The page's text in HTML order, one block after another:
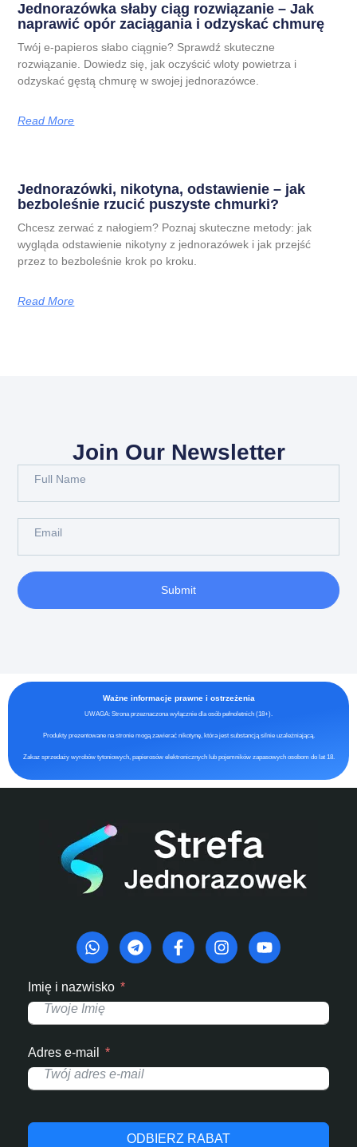
Jednorazówka słaby ciąg rozwiązanie – Jak
naprawić opór zaciągania i odzyskać chmurę
Twój e-papieros słabo ciągnie? Sprawdź skuteczne
rozwiązanie. Dowiedz się, jak oczyścić wloty powietrza i
odzyskać gęstą chmurę w swojej jednorazówce.
Read More
Jednorazówki, nikotyna, odstawienie – jak
bezboleśnie rzucić puszyste chmurki?
Chcesz zerwać z nałogiem? Poznaj skuteczne metody: jak
wygląda odstawienie nikotyny z jednorazówek i jak przejść
przez to bezboleśnie krok po kroku.
Read More
Join Our Newsletter
Submit
Ważne informacje prawne i ostrzeżenia
UWAGA: Strona przeznaczona wyłącznie dla osób pełnoletnich (18+).
Produkty prezentowane na stronie mogą zawierać nikotynę, która jest substancją silnie uzależniającą.
Zakaz sprzedaży wyrobów tytoniowych, papierosów elektronicznych lub pojemników zapasowych osobom do lat 18.
Imię i nazwisko
Adres e-mail
ODBIERZ RABAT